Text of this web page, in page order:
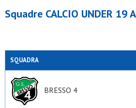
Squadre CALCIO UNDER 19
SQUADRA
BRESSO 4